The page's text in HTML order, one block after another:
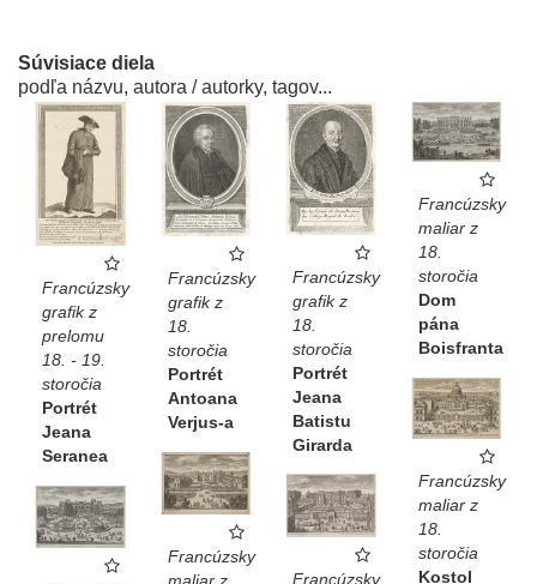
Súvisiace diela
podľa názvu, autora / autorky, tagov...
Francúzsky
grafik z
prelomu
18. - 19.
storočia
Portrét
Jeana
Seranea
Francúzsky
grafik z
18.
storočia
Portrét
Antoana
Verjus-a
Francúzsky
grafik z
18.
storočia
Portrét
Jeana
Batistu
Girarda
Francúzsky
maliar z
18.
storočia
Dom
pána
Boisfranta
Francúzsky
maliar z
18.
storočia
Kostol
Francúzsky
Francúzsky